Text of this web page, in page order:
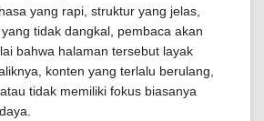
yang rapi, struktur yang jelas,
tidak dangkal, pembaca akan
bahwa halaman tersebut layak
konten yang terlalu berulang,
tidak memiliki fokus biasanya